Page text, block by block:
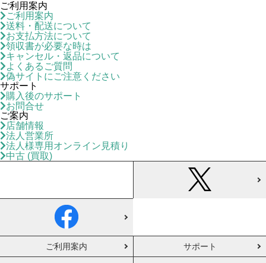
ご利用案内
ご利用案内
送料・配送について
お支払方法について
領収書が必要な時は
キャンセル・返品について
よくあるご質問
偽サイトにご注意ください
サポート
購入後のサポート
お問合せ
ご案内
店舗情報
法人営業所
法人様専用オンライン見積り
中古 (買取)
ご利用案内 サポート